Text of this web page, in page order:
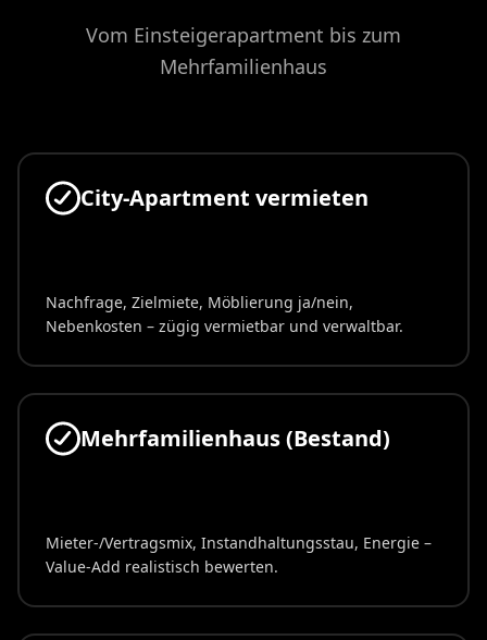
Vom Einsteigerapartment bis zum
Mehrfamilienhaus
City-Apartment vermieten
Nachfrage, Zielmiete, Möblierung ja/nein,
Nebenkosten – zügig vermietbar und verwaltbar.
Mehrfamilienhaus (Bestand)
Mieter-/Vertragsmix, Instandhaltungsstau, Energie –
Value-Add realistisch bewerten.